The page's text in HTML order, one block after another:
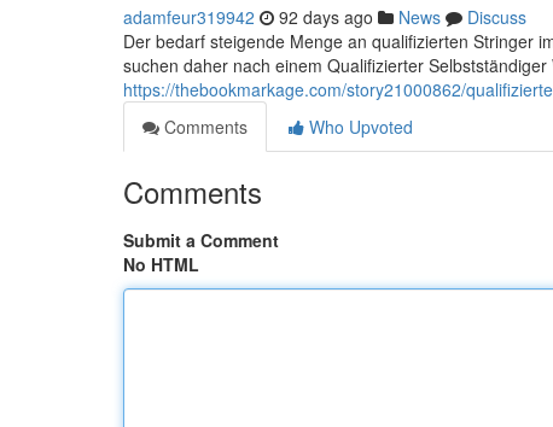
adamfeur319942 92 days ago News
Discuss
Der bedarf steigende Menge an qualifizierten Stringer
suchen daher nach einem Qualifizierter
https://thebookmarkage.com/story21000862/
Comments
Who Upvoted
Comments
Submit a Comment
No HTML